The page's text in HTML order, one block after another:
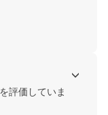
が「自分らし
す。
評価していま